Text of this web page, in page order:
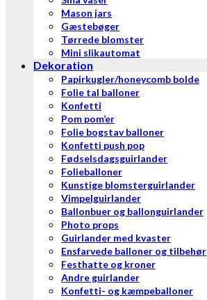
Mason jars
Gæstebøger
Tørrede blomster
Mini slikautomat
Dekoration
Papirkugler/honeycomb bolde
Folie tal balloner
Konfetti
Pom pom’er
Folie bogstav balloner
Konfetti push pop
Fødselsdagsguirlander
Folieballoner
Kunstige blomsterguirlander
Vimpelguirlander
Ballonbuer og ballonguirlander
Photo props
Guirlander med kvaster
Ensfarvede balloner og tilbehør
Festhatte og kroner
Andre guirlander
Konfetti- og kæmpeballoner